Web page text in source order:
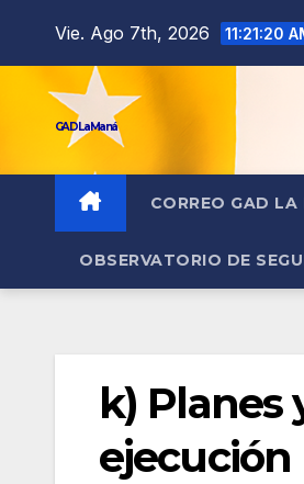
Vie. Ago 7th, 2026 11:21:21
GAD La Maná
CORREO GAD LA
OBSERVATORIO DE
k) Planes
ejecución